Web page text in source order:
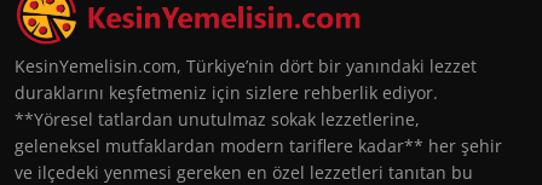
KesinYemelisin.com, Türkiye’nin dört bir yanındaki lezzet
duraklarını keşfetmeniz için sizlere rehberlik ediyor.
**Yöresel tatlardan unutulmaz sokak lezzetlerine,
geleneksel mutfaklardan modern tariflere kadar** her şehir
ve ilçedeki yenmesi gereken en özel lezzetleri tanıtan bu